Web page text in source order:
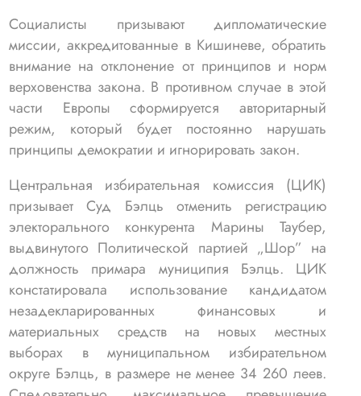
Социалисты призывают дипломатические
миссии, аккредитованные в Кишиневе, обратить
внимание на отклонение от принципов и норм
верховенства закона. В противном случае в этой
части Европы сформируется авторитарный
режим, который будет постоянно нарушать
принципы демократии и игнорировать закон.
Центральная избирательная комиссия (ЦИК)
призывает Суд Бэлць отменить регистрацию
электорального конкурента Марины Таубер,
выдвинутого Политической партией „Шор” на
должность примара муниципия Бэлць. ЦИК
констатировала использование кандидатом
незадекларированных финансовых и
материальных средств на новых местных
выборах в муниципальном избирательном
округе Бэлць, в размере не менее 34 260 леев.